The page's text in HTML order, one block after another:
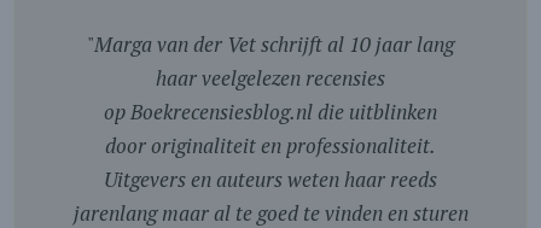
"Marga van der Vet schrijft al 10 jaar lang
haar veelgelezen recensies
op Boekrecensiesblog.nl die uitblinken
door originaliteit en professionaliteit.
Uitgevers en auteurs weten haar reeds
jarenlang maar al te goed te vinden en sturen